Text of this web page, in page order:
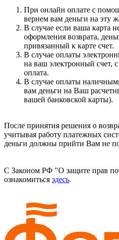
При онлайн оплате с
вернем вам деньги на эту
В случае если ваша карта
оформления возврата,
привязанный к карте счет.
В случае оплаты
на ваш электронный счет,
оплата.
В случае оплаты
вам деньги на Ваш
вашей банковской карты).
После принятия решения о
учитывая работу платежных
деньги должны прийти Вам не
С Законом РФ "О защите прав
ознакомиться здесь.